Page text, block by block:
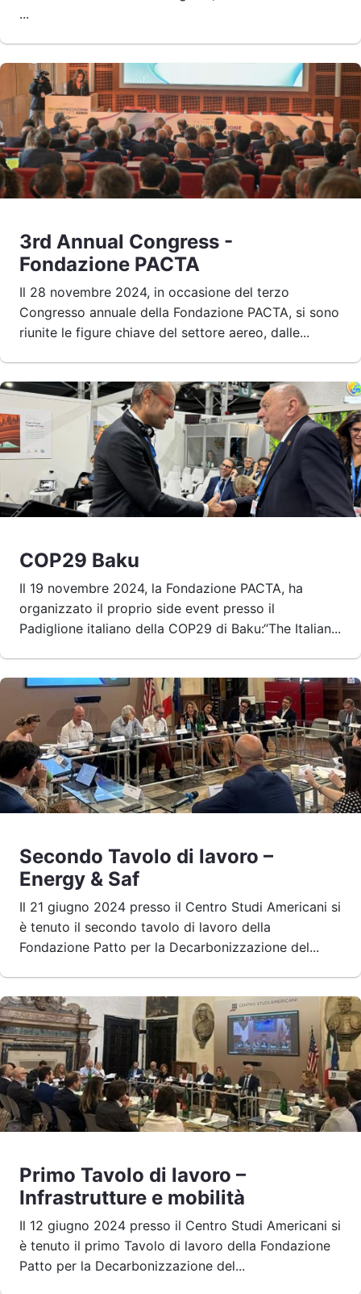
...
3rd Annual Congress -
Fondazione PACTA
Il 28 novembre 2024, in occasione del terzo
Congresso annuale della Fondazione PACTA, si sono
riunite le figure chiave del settore aereo, dalle...
COP29 Baku
Il 19 novembre 2024, la Fondazione PACTA, ha
organizzato il proprio side event presso il
Padiglione italiano della COP29 di Baku:“The Italian...
Secondo Tavolo di lavoro –
Energy & Saf
Il 21 giugno 2024 presso il Centro Studi Americani si
è tenuto il secondo tavolo di lavoro della
Fondazione Patto per la Decarbonizzazione del...
Primo Tavolo di lavoro –
Infrastrutture e mobilità
Il 12 giugno 2024 presso il Centro Studi Americani si
è tenuto il primo Tavolo di lavoro della Fondazione
Patto per la Decarbonizzazione del...